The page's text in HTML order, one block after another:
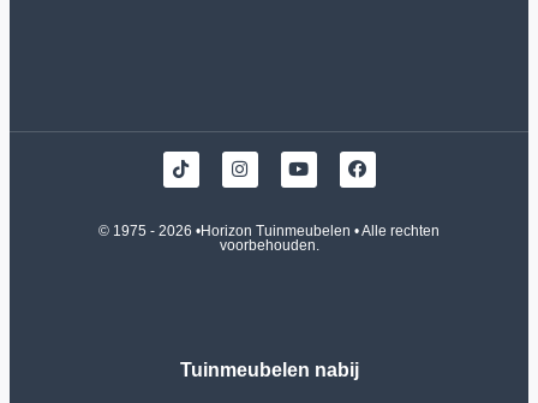
© 1975 - 2026 •Horizon Tuinmeubelen • Alle rechten
voorbehouden.
Tuinmeubelen nabij